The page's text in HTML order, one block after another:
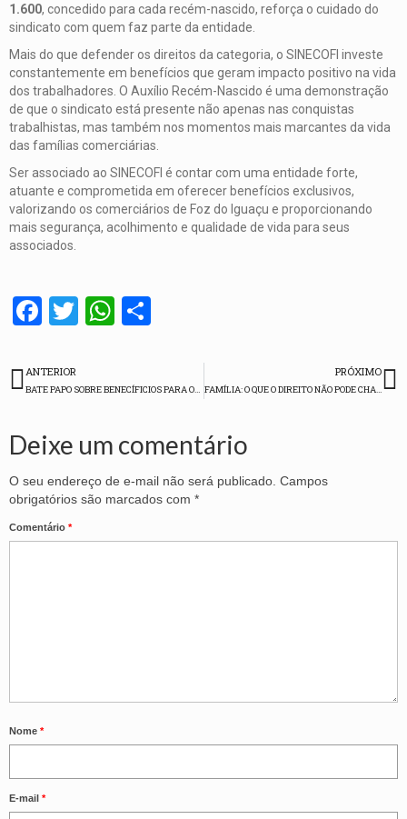
1.600, concedido para cada recém-nascido, reforça o cuidado do
sindicato com quem faz parte da entidade.
Mais do que defender os direitos da categoria, o SINECOFI investe
constantemente em benefícios que geram impacto positivo na vida
dos trabalhadores. O Auxílio Recém-Nascido é uma demonstração
de que o sindicato está presente não apenas nas conquistas
trabalhistas, mas também nos momentos mais marcantes da vida
das famílias comerciárias.
Ser associado ao SINECOFI é contar com uma entidade forte,
atuante e comprometida em oferecer benefícios exclusivos,
valorizando os comerciários de Foz do Iguaçu e proporcionando
mais segurança, acolhimento e qualidade de vida para seus
associados.
Facebook
TwitterWhatsApp
ANTERIOR PRÓXIMO
FAMÍLIA: O QUE O DIREITO NÃO PODE CHAMAR DE AMOR – FALA SINECOFI 115
Deixe um comentário
O seu endereço de e-mail não será publicado. Campos
obrigatórios são marcados com *
Comentário *
Nome *
E-mail *